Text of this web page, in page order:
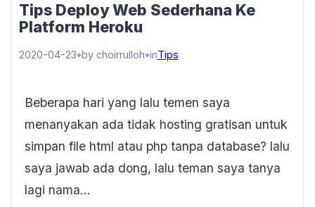
Tips Deploy Web Sederhana Ke
Platform Heroku
2020-04-23 by choirrulloh inTips
Beberapa hari yang lalu temen saya
menanyakan ada tidak hosting gratisan untuk
simpan file html atau php tanpa database? lalu
saya jawab ada dong, lalu teman saya tanya
lagi nama…